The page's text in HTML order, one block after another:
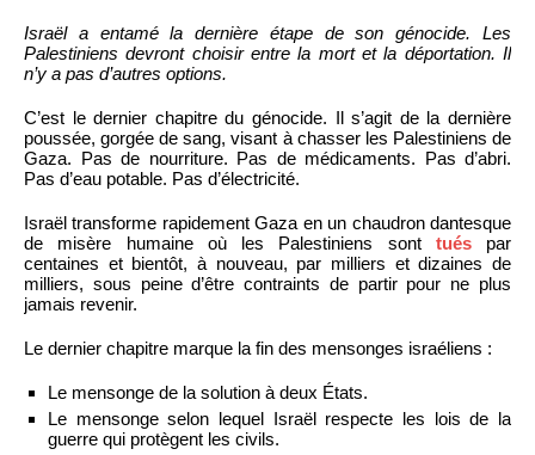
Israël a entamé la dernière étape de son génocide. Les
Palestiniens devront choisir entre la mort et la déportation. Il
n’y a pas d’autres options.
C’est le dernier chapitre du génocide. Il s’agit de la dernière
poussée, gorgée de sang, visant à chasser les Palestiniens de
Gaza. Pas de nourriture. Pas de médicaments. Pas d’abri.
Pas d’eau potable. Pas d’électricité.
Israël transforme rapidement Gaza en un chaudron dantesque
de misère humaine où les Palestiniens sont tuéspar
centaines et bientôt, à nouveau, par milliers et dizaines de
milliers, sous peine d’être contraints de partir pour ne plus
jamais revenir.
Le dernier chapitre marque la fin des mensonges israéliens :
Le mensonge de la solution à deux États.
Le mensonge selon lequel Israël respecte les lois de la
guerre qui protègent les civils.